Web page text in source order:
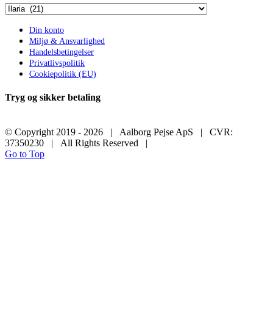
Din konto
Miljø & Ansvarlighed
Handelsbetingelser
Privatlivspolitik
Cookiepolitik (EU)
Tryg og sikker betaling
© Copyright 2019 - 2026 | Aalborg Pejse ApS | CVR:
37350230 | All Rights Reserved |
Go to Top